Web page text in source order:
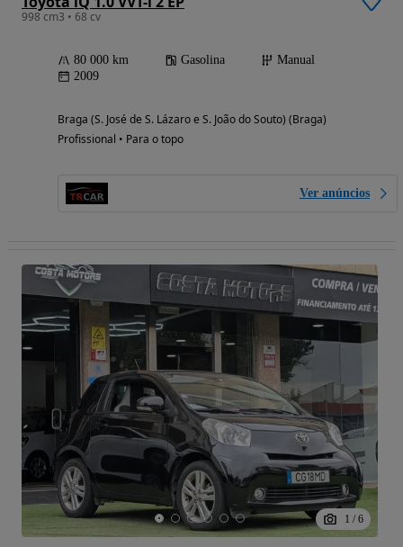
998 cm3 • 68 cv
80 000 km Gasolina
Manual
2009
Braga (S. José de S. Lázaro e S. João do Souto) (Braga)
Profissional • Para o topo
Ver anúncios
1 / 6